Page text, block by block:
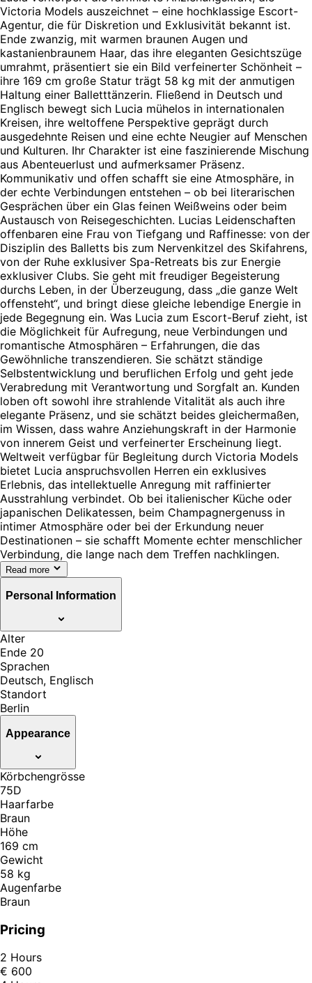
Victoria Models auszeichnet – eine hochklassige Escort-
Agentur, die für Diskretion und Exklusivität bekannt ist.
Ende zwanzig, mit warmen braunen Augen und
kastanienbraunem Haar, das ihre eleganten Gesichtszüge
umrahmt, präsentiert sie ein Bild verfeinerter Schönheit –
ihre 169 cm große Statur trägt 58 kg mit der anmutigen
Haltung einer Balletttänzerin. Fließend in Deutsch und
Englisch bewegt sich Lucia mühelos in internationalen
Kreisen, ihre weltoffene Perspektive geprägt durch
ausgedehnte Reisen und eine echte Neugier auf Menschen
und Kulturen. Ihr Charakter ist eine faszinierende Mischung
aus Abenteuerlust und aufmerksamer Präsenz.
Kommunikativ und offen schafft sie eine Atmosphäre, in
der echte Verbindungen entstehen – ob bei literarischen
Gesprächen über ein Glas feinen Weißweins oder beim
Austausch von Reisegeschichten. Lucias Leidenschaften
offenbaren eine Frau von Tiefgang und Raffinesse: von der
Disziplin des Balletts bis zum Nervenkitzel des Skifahrens,
von der Ruhe exklusiver Spa-Retreats bis zur Energie
exklusiver Clubs. Sie geht mit freudiger Begeisterung
durchs Leben, in der Überzeugung, dass „die ganze Welt
offensteht“, und bringt diese gleiche lebendige Energie in
jede Begegnung ein. Was Lucia zum Escort-Beruf zieht, ist
die Möglichkeit für Aufregung, neue Verbindungen und
romantische Atmosphären – Erfahrungen, die das
Gewöhnliche transzendieren. Sie schätzt ständige
Selbstentwicklung und beruflichen Erfolg und geht jede
Verabredung mit Verantwortung und Sorgfalt an. Kunden
loben oft sowohl ihre strahlende Vitalität als auch ihre
elegante Präsenz, und sie schätzt beides gleichermaßen,
im Wissen, dass wahre Anziehungskraft in der Harmonie
von innerem Geist und verfeinerter Erscheinung liegt.
Weltweit verfügbar für Begleitung durch Victoria Models
bietet Lucia anspruchsvollen Herren ein exklusives
Erlebnis, das intellektuelle Anregung mit raffinierter
Ausstrahlung verbindet. Ob bei italienischer Küche oder
japanischen Delikatessen, beim Champagnergenuss in
intimer Atmosphäre oder bei der Erkundung neuer
Destinationen – sie schafft Momente echter menschlicher
Verbindung, die lange nach dem Treffen nachklingen.
Read more
Personal Information
Alter
Ende 20
Sprachen
Deutsch, Englisch
Standort
Berlin
Appearance
Körbchengrösse
75D
Haarfarbe
Braun
Höhe
169 cm
Gewicht
58 kg
Augenfarbe
Braun
Pricing
2 Hours
€ 600